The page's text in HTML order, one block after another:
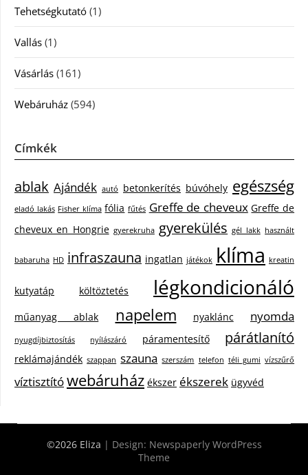
Tehetségkutató (1)
Vallás (1)
Vásárlás (161)
Webáruház (594)
Címkék
ablak Ajándék autó betonkerítés búvóhely egészség
eladó lakás Fisher klíma fólia fűtés Greffe de cheveux Greffe de
cheveux en Hongrie gyerekruha gyerekülés gél lakk használt
babaruha HD infraszauna ingatlan játékok klíma kreatin
kutyatáp költöztetés légkondicionáló
műanyag ablak napelem nyaklánc nyomda
nyugdíjbiztosítás nyílászáró páramentesítő párátlanító
reklámajándék szappan szauna szerszám telefon téli gumi vízszűrő
víztisztítówebáruház ékszer ékszerek ügyvéd
©2026 Eliza | Design: Newspaperly WordPress
Theme